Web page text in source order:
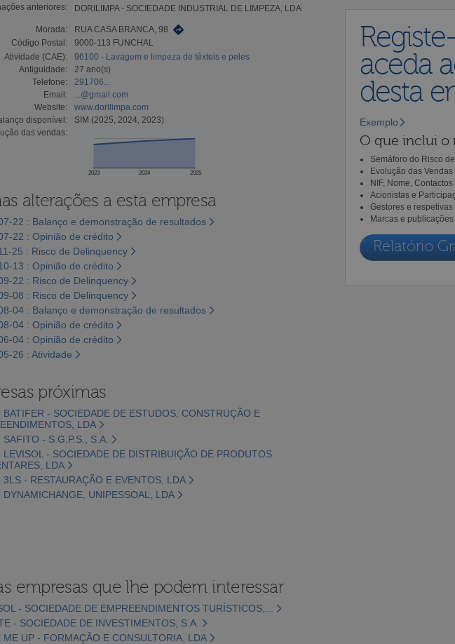
anteriores:
DORILIMPA - SOCIEDADE INDUSTRIAL DE LIMPEZA, LDA
Morada:
RUA CASA BRANCA, 98
Código Postal:
9000-113 FUNCHAL
Atividade (CAE):
96100 - Lavagem e limpeza de têxteis e peles
Antiguidade:
27 ano(s)
Telefone:
291706...
Email:
...@gmail.com
Website:
www.dorilimpa.com
disponível:
SIM (2025, 2024, 2023)
das vendas:
2023 2024 2025
alterações a esta empresa
22 : Balanço e demonstração de resultados
22 : Opinião de crédito
25 : Risco de Delinquency
13 : Opinião de crédito
22 : Risco de Delinquency
08 : Risco de Delinquency
04 : Balanço e demonstração de resultados
04 : Opinião de crédito
04 : Opinião de crédito
26 : Atividade
próximas
BATIFER - SOCIEDADE DE ESTUDOS, CONSTRUÇÃO E
LDA
- S.G.P.S., S.A.
LEVISOL - SOCIEDADE DE DISTRIBUIÇÃO DE PRODUTOS
LDA
3LS - RESTAURAÇÃO E EVENTOS, LDA
DYNAMICHANGE, UNIPESSOAL, LDA
aceda
desta
Exemplo
O que inclui o
Semáforo do Risco
Evolução das
NIF, Nome,
Acionistas e
Gestores e
Marcas e
Relatório
empresas que lhe podem interessar
- SOCIEDADE DE EMPREENDIMENTOS TURÍSTICOS,...
- SOCIEDADE DE INVESTIMENTOS, S.A.
ME UP - FORMAÇÃO E CONSULTORIA, LDA